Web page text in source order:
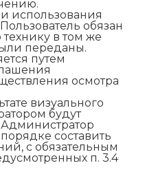
использования
обязан
в том же
переданы.
путем
осмотра
визуального
будут
составить
с обязательным
п. 3.4